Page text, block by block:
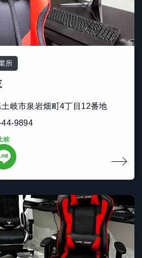
所
岐市泉岩畑町4丁⽬12番地
44-9894
岐